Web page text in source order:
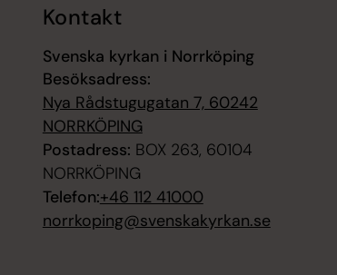
Kontakt
Svenska kyrkan i Norrköping
Besöksadress:
Nya Rådstugugatan 7, 60242
NORRKÖPING
Postadress: BOX 263, 60104
NORRKÖPING
Telefon:+46 112 41000
norrkoping@svenskakyrkan.se